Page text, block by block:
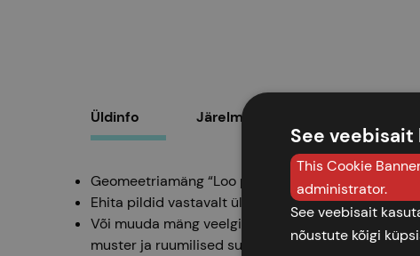
Üldinfo Järelmaks
Geomeetriamäng “Loo pildid” õpetab ehitama
Ehita pildid vastavalt ülesandekaartidele –
Või muuda mäng veelgi põnevamaks ja loo
muster ja ruumilised suhted saavad siin hoopis
See
This Cookie
administrator.
See veebisait
nõustute kõigi